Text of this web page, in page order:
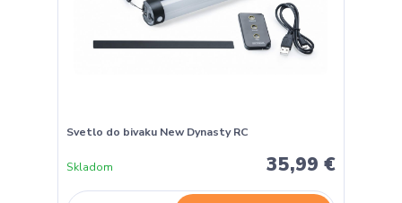
Svetlo do bivaku New Dynasty RC
35,99 €
Skladom